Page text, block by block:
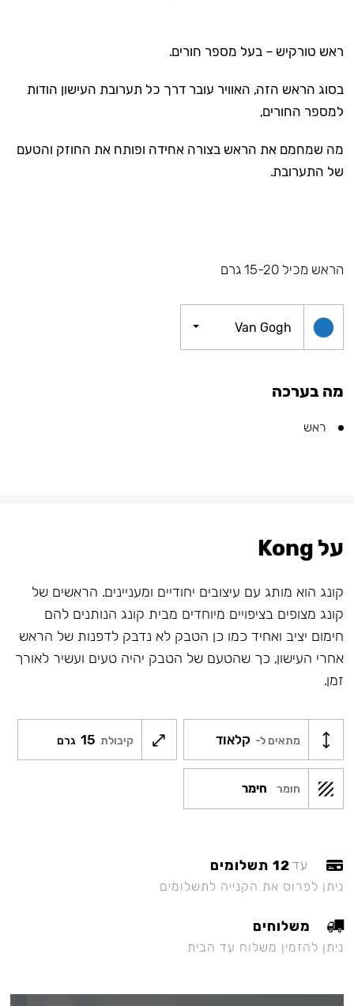
ראש טורקיש – בעל מספר חורים.
בסוג הראש הזה, האוויר עובר דרך כל תערובת העישון הודות
למספר החורים,
מה שמחמם את הראש בצורה אחידה ופותח את החוזק והטעם
של התערובת.
הראש מכיל 15-20 גרם
Van Gogh
מה בערכה
ראש
על Kong
קונג הוא מותג עם עיצובים יחודיים ומעניינים. הראשים של
קונג מצופים בציפויים מיוחדים מבית קונג הנותנים להם
חימום יציב ואחיד כמו כן הטבק לא נדבק לדפנות של הראש
אחרי העישון, כך שהטעם של הטבק יהיה טעים ועשיר לאורך
זמן.
מתאים ל- קלאוד קיבולת 15 גרם
חומר חימר
עד 12 תשלומים
ניתן לפרוס את הקנייה לתשלומים
משלוחים
ניתן להזמין משלוח עד הבית